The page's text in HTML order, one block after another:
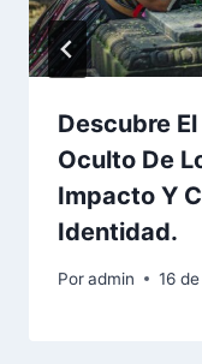
Descubre
Oculto De
Impacto Y
Identidad.
Poradmin 16